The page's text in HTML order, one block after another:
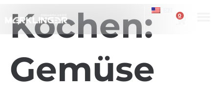
0
Kochen:
Gemüse